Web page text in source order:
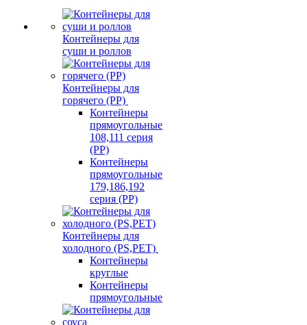
Контейнеры для
суши и роллов
Контейнеры для
горячего (PP)
Контейнеры
прямоугольные
108,111 серия
(PP)
Контейнеры
прямоугольные
179,186,192
серия (PP)
Контейнеры для
холодного (PS,PET)
Контейнеры
круглые
Контейнеры
прямоугольные